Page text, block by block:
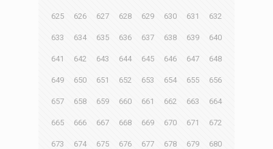
625 626 627 628 629 630 631 632
633 634 635 636 637 638 639 640
641 642 643 644 645 646 647 648
649 650 651 652 653 654 655 656
657 658 659 660 661 662 663 664
665 666 667 668 669 670 671 672
673 674 675 676 677 678 679 680